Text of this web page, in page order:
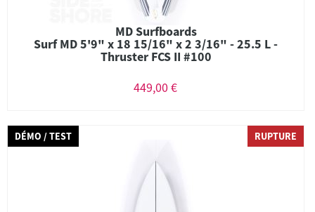
MD Surfboards
Surf MD 5'9" x 18 15/16" x 2 3/16" - 25.5 L -
Thruster FCS II #100
449,00 €
DÉMO / TEST RUPTURE